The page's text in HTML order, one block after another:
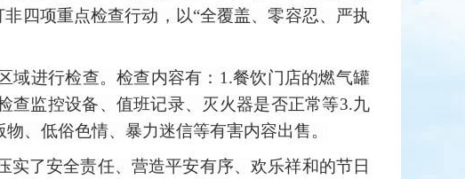
四项重点检查行动，以“全覆盖、零容忍、严执
域进行检查。检查内容有：1.餐饮门店的燃气罐
查监控设备、值班记录、灭火器是否正常等3.九
、低俗色情、暴力迷信等有害内容出售。
了安全责任、营造平安有序、欢乐祥和的节日